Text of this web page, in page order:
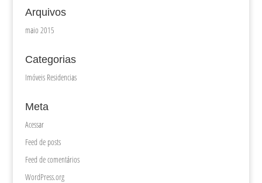
Arquivos
maio 2015
Categorias
Imóveis Residencias
Meta
Acessar
Feed de posts
Feed de comentários
WordPress.org